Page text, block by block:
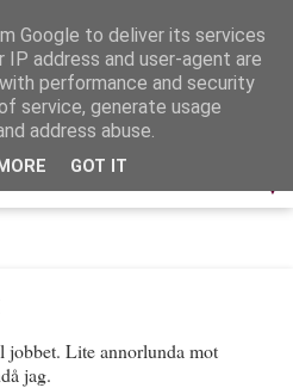
▼
jobbet. Lite annorlunda mot
jag.
Google to deliver its services
IP address and user-agent are
performance and security
service, generate usage
address abuse.
GOT IT